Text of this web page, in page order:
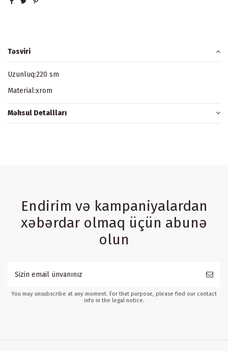
Təsviri
Uzunluq:220 sm
Material:xrom
Məhsul Detallları
Endirim və kampaniyalardan
xəbərdar olmaq üçün abunə
olun
You may unsubscribe at any moment. For that purpose, please find our contact
info in the legal notice.